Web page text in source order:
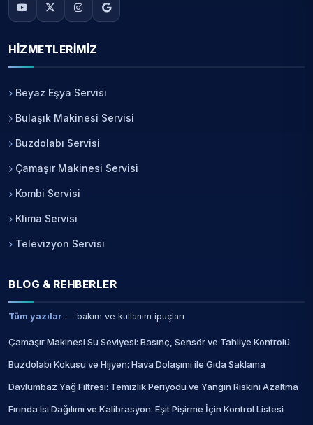
HIZMETLERIMIZ
Beyaz Eşya Servisi
Bulaşık Makinesi Servisi
Buzdolabı Servisi
Çamaşır Makinesi Servisi
Kombi Servisi
Klima Servisi
Televizyon Servisi
BLOG & REHBERLER
Tüm yazılar — bakım ve kullanım ipuçları
Çamaşır Makinesi Su Seviyesi: Basınç, Sensör ve Tahliye Kontrolü
Buzdolabı Kokusu ve Hijyen: Hava Dolaşımı ile Gıda Saklama
Davlumbaz Yağ Filtresi: Temizlik Periyodu ve Yangın Riskini Azaltma
Fırında Isı Dağılımı ve Kalibrasyon: Eşit Pişirme İçin Kontrol Listesi